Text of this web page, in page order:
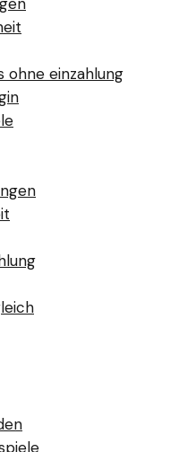
ohne einzahlung